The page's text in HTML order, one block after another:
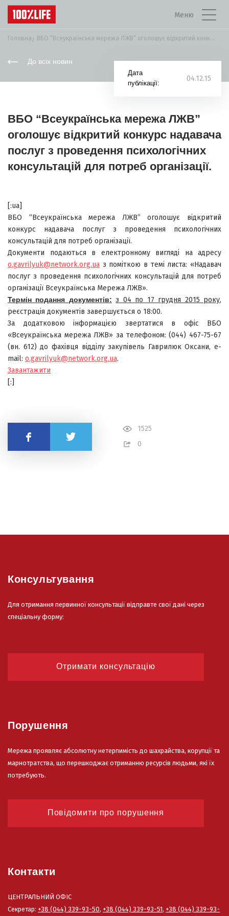
Меню
Головна ВБО “Всеукраїнська мережа ЛЖВ” оголошує відкритий конкурс...
До всіх новин
Дата
публікації:
04.12.15
ВБО “Всеукраїнська мережа ЛЖВ”
оголошує відкритий конкурс надавача
послуг з проведення психологічних
консультацій для потреб організації.
[:ua]
ВБО “Всеукраїнська мережа ЛЖВ” оголошує відкритий
конкурс надавача послуг з проведення психологічних
консультацій для потреб організації.
Документи подаються в електронному вигляді на адресу
o.gavrilyuk@network.org.ua з поміткою в темі листа: «Надавач
послуг з проведення психологічних консультацій для потреб
організації Всеукраїнська Мережа ЛЖВ».
Термін подання документів: з 04 по 17 грудня 2015 року,
реєстрація документів завершується о 18:00.
За додатковою інформацією звертатися в офіс ВБО
«Всеукраїнська мережа ЛЖВ» за телефоном: (044) 467-75-67
(вн. 612) до фахівця відділу закупівель Гаврилюк Оксани, е-
mail: o.gavrilyuk@network.org.ua.
Завантажити
[:]
1525
0
Поділитись
Консультування
Для отримання первинної консультації відправте свої дані через
спеціальну форму:
Отримати консультацію
Порушення
Мережа проявляє абсолютну нетерпимість до шахрайства, корупції та
марнотратства, що перешкоджає отриманню ресурсів людьми, які їх
потребують.
Повідомити про порушення
Контакти
ЦЕНТРАЛЬНИЙ ОФІС
Секретар: +38 (044) 339-93-50, +38 (044) 339-93-51, +38 (044) 339-93-